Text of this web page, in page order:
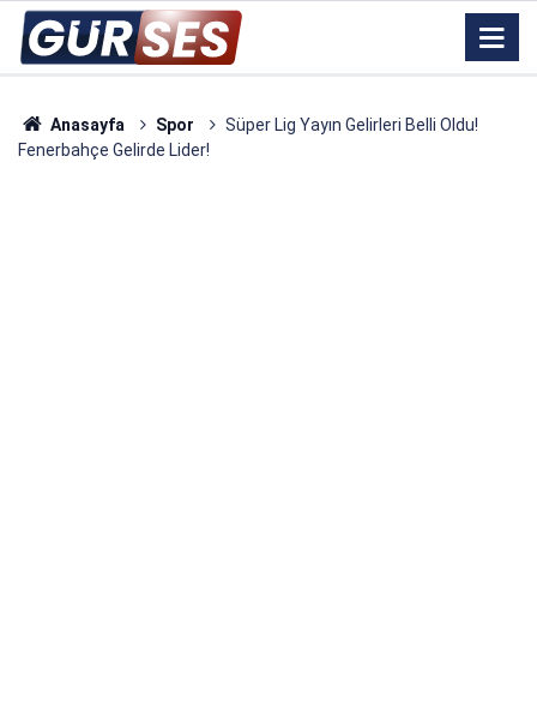
Anasayfa Spor
Süper Lig Yayın Gelirleri Belli Oldu!
Fenerbahçe Gelirde Lider!